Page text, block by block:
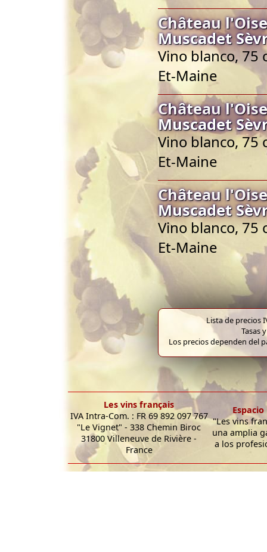
Château
Muscadet
Vino blanco, 75
Et-Maine
Château
Muscadet
Vino blanco, 75
Et-Maine
Château
Muscadet
Vino blanco, 75
Et-Maine
Lista de precios
Tasas
Los precios dependen del
Les vins français
IVA Intra-Com. : FR 69 892 097 767
"Le Vignet" - 338 Chemin Biroc
31800 Villeneuve de Rivière -
France
"Les vins
una amplia
a los